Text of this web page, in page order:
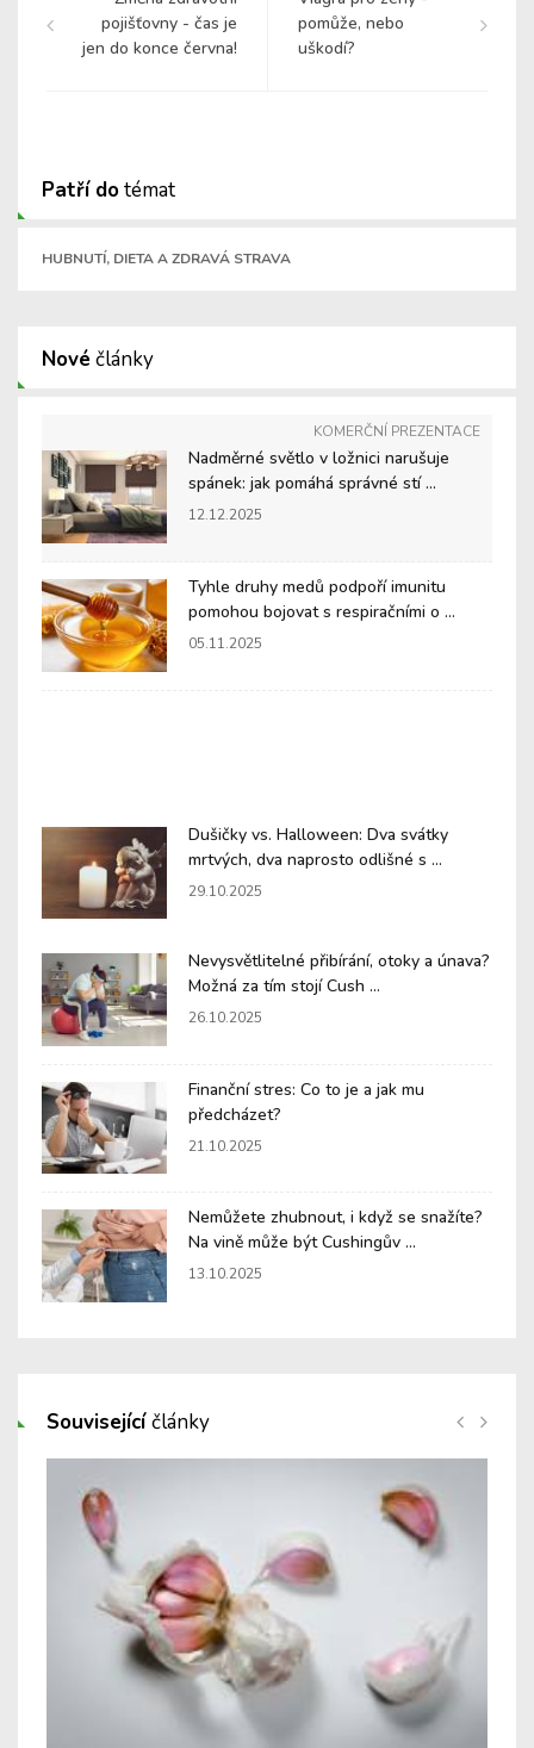
pojišťovny - čas je
jen do konce června!
pomůže, nebo
uškodí?
Patří dotémat
HUBNUTÍ, DIETA A ZDRAVÁ STRAVA
Nové články
KOMERČNÍ PREZENTACE
Nadměrné světlo v ložnici narušuje
spánek: jak pomáhá správné stí ...
12.12.2025
Tyhle druhy medů podpoří imunitu
pomohou bojovat s respiračními o ...
05.11.2025
Dušičky vs. Halloween: Dva svátky
mrtvých, dva naprosto odlišné s ...
29.10.2025
Nevysvětlitelné přibírání, otoky a únava?
Možná za tím stojí Cush ...
26.10.2025
Finanční stres: Co to je a jak mu
předcházet?
21.10.2025
Nemůžete zhubnout, i když se snažíte?
Na vině může být Cushingův ...
13.10.2025
Souvisejícíčlánky